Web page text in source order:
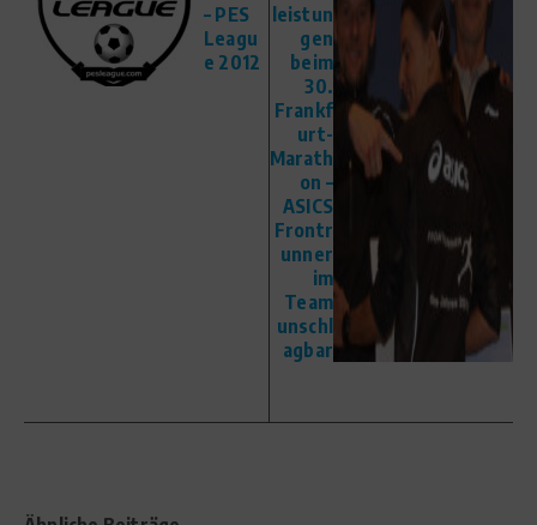
– PES
Leagu
e 2012
leistun
gen
beim
30.
Frankf
urt-
Marath
on –
ASICS
Frontr
unner
im
Team
unschl
agbar